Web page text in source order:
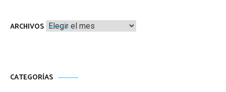
ARCHIVOS Archivos
CATEGORÍAS